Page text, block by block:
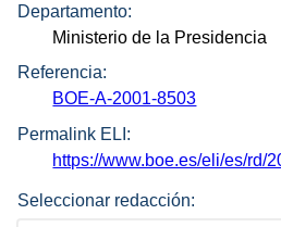
Departamento:
Ministerio de la Presidencia
Referencia:
BOE-A-2001-8503
Permalink ELI:
https://www.boe.es/eli/es/rd/
Seleccionar redacción: